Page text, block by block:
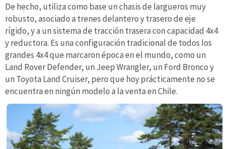
De hecho, utiliza como base un chasis de largueros muy
robusto, asociado a trenes delantero y trasero de eje
rígido, y a un sistema de tracción trasera con capacidad 4x4
y reductora. Es una configuración tradicional de todos los
grandes 4x4 que marcaron época en el mundo, como un
Land Rover Defender, un Jeep Wrangler, un Ford Bronco y
un Toyota Land Cruiser, pero que hoy prácticamente no se
encuentra en ningún modelo a la venta en Chile.